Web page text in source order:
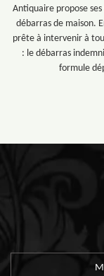
Antiquaire propose
débarras de maison.
prête à intervenir à
: le débarras
formule